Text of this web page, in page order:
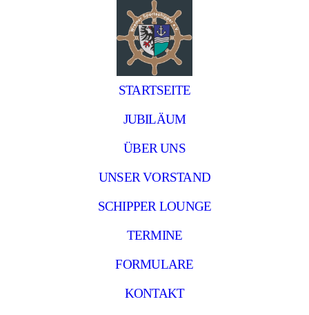
STARTSEITE
JUBILÄUM
ÜBER UNS
UNSER VORSTAND
SCHIPPER LOUNGE
TERMINE
FORMULARE
KONTAKT